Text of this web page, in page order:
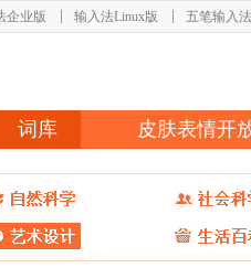
企业版 输入法Linux版 五笔输入法
词库 皮肤表情开